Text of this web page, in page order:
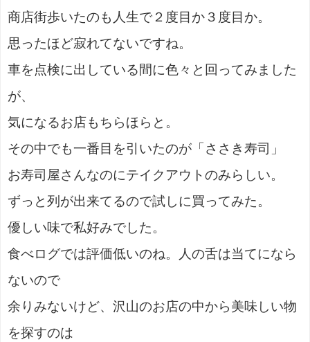
商店街歩いたのも人生で２度目か３度目か。
思ったほど寂れてないですね。
車を点検に出している間に色々と回ってみました
が、
気になるお店もちらほらと。
その中でも一番目を引いたのが「ささき寿司」
お寿司屋さんなのにテイクアウトのみらしい。
ずっと列が出来てるので試しに買ってみた。
優しい味で私好みでした。
食べログでは評価低いのね。人の舌は当てになら
ないので
余りみないけど、沢山のお店の中から美味しい物
を探すのは